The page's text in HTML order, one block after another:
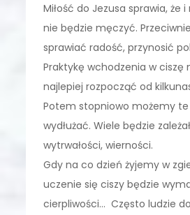
Miłość do Jezusa sprawia, że i
nie będzie męczyć.
sprawiać radość, przynosić
Praktykę wchodzenia w ciszę
najlepiej rozpocząć od
Potem stopniowo możemy
wydłużać. Wiele będzie
wytrwałości, wierności.
Gdy na co dzień żyjemy w
uczenie się ciszy będzie
cierpliwości… Często ludzie